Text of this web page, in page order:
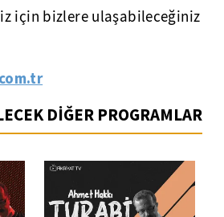
için bizlere ulaşabileceğiniz
DİĞER PROGRAMLAR